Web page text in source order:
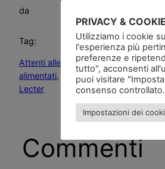
da
Tag:
Attenti alle carenze!, Calabrese
alimentati, Dott. Calabrese
Lecter
Commenti
PRIVACY &
Utilizziamo i cookie
l'esperienza più
preferenze e
tutto", acconsenti
puoi visitare
consenso controllato.
Impostazioni dei